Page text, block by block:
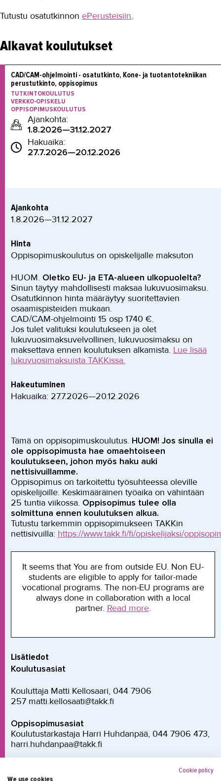
Tutustu osatutkinnon ePerusteisiin.
Alkavat koulutukset
CAD/CAM-ohjelmointi - osatutkinto, Kone- ja tuotantotekniikan
perustutkinto, oppisopimus
TUTKINTOKOULUTUS
VERKKO-OPISKELU
OPPISOPIMUSKOULUTUS
Ajankohta:
1.8.2026—31.12.2027
Hakuaika:
27.7.2026—20.12.2026
Ajankohta
1.8.2026—31.12.2027
Hinta
Oppisopimuskoulutus on opiskelijalle maksuton
HUOM. Oletko EU- ja ETA-alueen ulkopuolelta?
Sinun täytyy mahdollisesti maksaa lukuvuosimaksu.
Osatutkinnon hinta määräytyy suoritettavien
osaamispisteiden mukaan.
CAD/CAM-ohjelmointi 15 osp 1740 €.
Jos tulet valituksi koulutukseen ja olet
lukuvuosimaksuvelvollinen, lukuvuosimaksu on
maksettava ennen koulutuksen alkamista. Lue lisää
lukuvuosimaksuista TAKKissa.
Hakeutuminen
Hakuaika: 27.7.2026—20.12.2026
Tämä on oppisopimuskoulutus. HUOM! Jos sinulla ei
ole oppisopimusta hae omaehtoiseen
koulutukseen, johon myös haku auki
nettisivuillamme.
Oppisopimus on tarkoitettu työsuhteessa oleville
opiskelijoille. Keskimääräinen työaika on vähintään
25 tuntia viikossa. Oppisopimus tulee olla
solmittuna ennen koulutuksen alkua.
Tutustu tarkemmin oppisopimukseen TAKKin
nettisivuilla: https://www.takk.fi/fi/opiskelijaksi/
It seems that You are from outside EU. Non EU-
students are eligible to apply for tailor-made
vocational programs. The non-EU programs are
always done in collaboration with a local
partner. Read more.
Lisätiedot
Koulutusasiat
Kouluttaja Matti Kellosaari, 044 7906
257 matti.kellosaati@takk.fi
Oppisopimusasiat
Koulutustarkastaja Harri Huhdanpää, 044 7906 473,
harri.huhdanpaa@takk.fi
Cookie policy
We use cookies